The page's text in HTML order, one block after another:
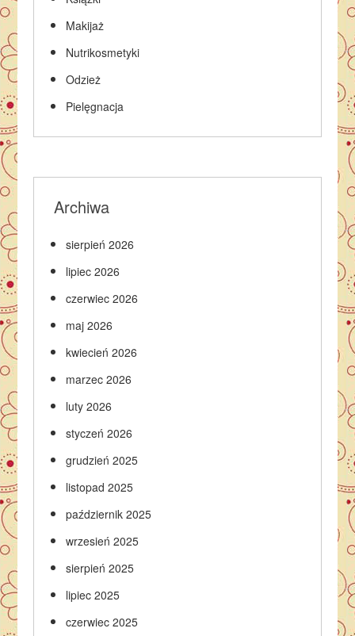
Makijaż
Nutrikosmetyki
Odzież
Pielęgnacja
Archiwa
sierpień 2026
lipiec 2026
czerwiec 2026
maj 2026
kwiecień 2026
marzec 2026
luty 2026
styczeń 2026
grudzień 2025
listopad 2025
październik 2025
wrzesień 2025
sierpień 2025
lipiec 2025
czerwiec 2025